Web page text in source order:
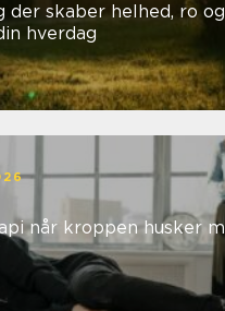
der skaber helhed, ro og
hverdag
mere